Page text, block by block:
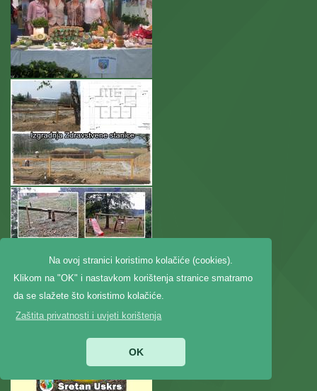
Na ovoj stranici koristimo kolačiće (cookies).
Klikom na "OK" i nastavkom korištenja stranice smatramo
da se slažete što koristimo kolačiće.
Zaštita privatnosti i uvjeti korištenja
OK